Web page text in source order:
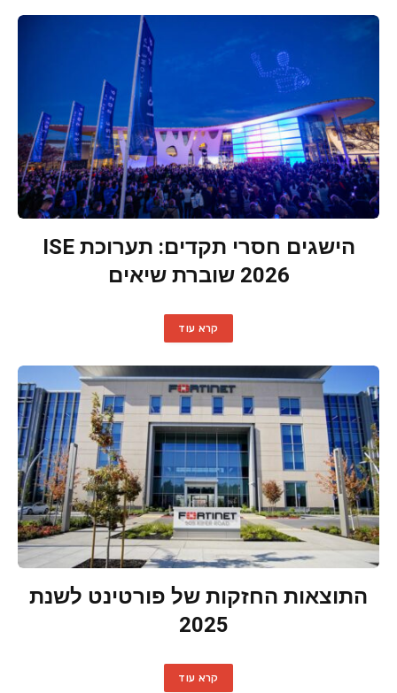
הישגים חסרי תקדים: תערוכת ISE
2026 שוברת שיאים
קרא עוד
התוצאות החזקות של פורטינט לשנת
2025
קרא עוד